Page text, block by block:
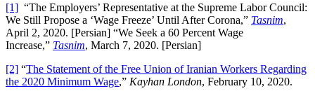
[1] “The Employers’ Representative at the Supreme Labor Council:
We Still Propose a ‘Wage Freeze’ Until After Corona,” Tasnim,
April 2, 2020. [Persian] “We Seek a 60 Percent Wage
Increase,” Tasnim, March 7, 2020. [Persian]
[2] “The Statement of the Free Union of Iranian Workers Regarding
the 2020 Minimum Wage,” Kayhan London, February 10, 2020.